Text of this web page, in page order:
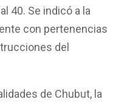
40. Se indicó a la
con pertenencias
del
de Chubut, la